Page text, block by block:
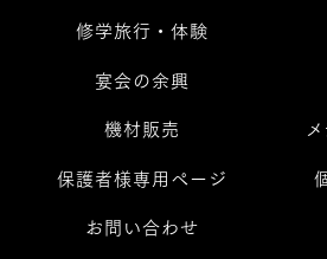
修学旅行・体験
宴会の余興
機材販売
保護者様専用ページ
お問い合わせ